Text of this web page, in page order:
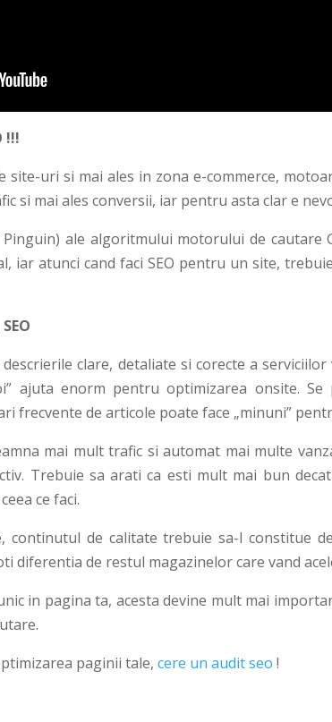
!!!
site-uri si mai ales in zona e-commerce,
si mai ales conversii, iar pentru asta clar e
ale algoritmului motorului de cautare
iar atunci cand faci SEO pentru un site,
clare, detaliate si corecte a
ajuta enorm pentru optimizarea onsite. Se
frecvente de articole poate face „minuni”
mai mult trafic si automat mai multe
Trebuie sa arati ca esti mult mai bun
ce faci.
continutul de calitate trebuie sa-l constitue
diferentia de restul magazinelor care vand
in pagina ta, acesta devine mult mai
paginii tale,cere un audit seo !